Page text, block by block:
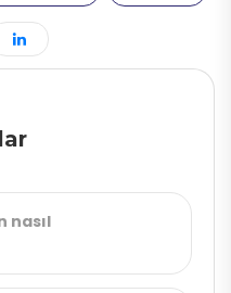
nasıl
kadar ödeme